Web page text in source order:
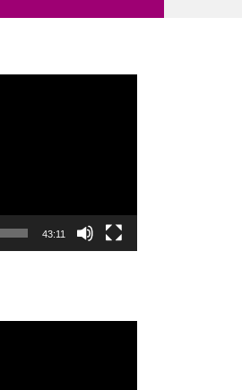
43:11